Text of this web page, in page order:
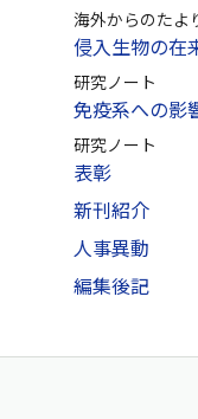
海外からのたよ
侵入生物の在
研究ノート
免疫系への影
研究ノート
表彰
新刊紹介
人事異動
編集後記